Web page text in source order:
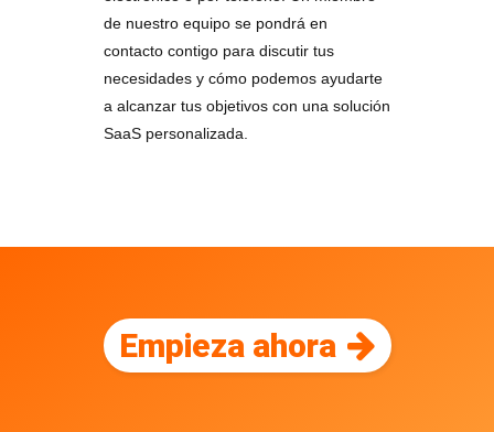
de nuestro equipo se pondrá en
contacto contigo para discutir tus
necesidades y cómo podemos ayudarte
a alcanzar tus objetivos con una solución
SaaS personalizada.
Empieza ahora